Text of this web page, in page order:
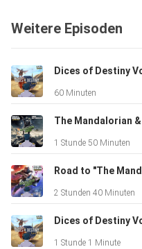
Weitere Episoden
Dices of Destiny
60 Minuten
1 Stunde 50 Minuten
Road to "The
2 Stunden 40 Minuten
Dices of Destiny
1 Stunde 1 Minute